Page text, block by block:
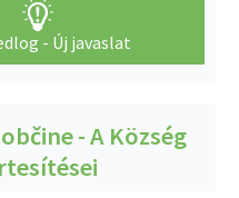
- Új javaslat
- A Község